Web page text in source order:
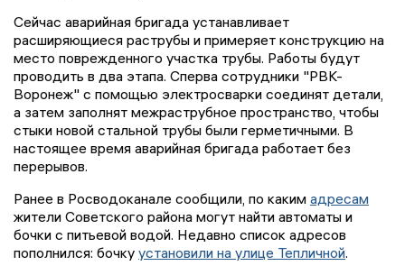
Сейчас аварийная бригада устанавливает
расширяющиеся раструбы и примеряет конструкцию на
место поврежденного участка трубы. Работы будут
проводить в два этапа. Сперва сотрудники "РВК-
Воронеж" с помощью электросварки соединят детали,
а затем заполнят межраструбное пространство, чтобы
стыки новой стальной трубы были герметичными. В
настоящее время аварийная бригада работает без
перерывов.
Ранее в Росводоканале сообщили, по каким адресам
жители Советского района могут найти автоматы и
бочки с питьевой водой. Недавно список адресов
пополнился: бочку установили на улице Тепличной.